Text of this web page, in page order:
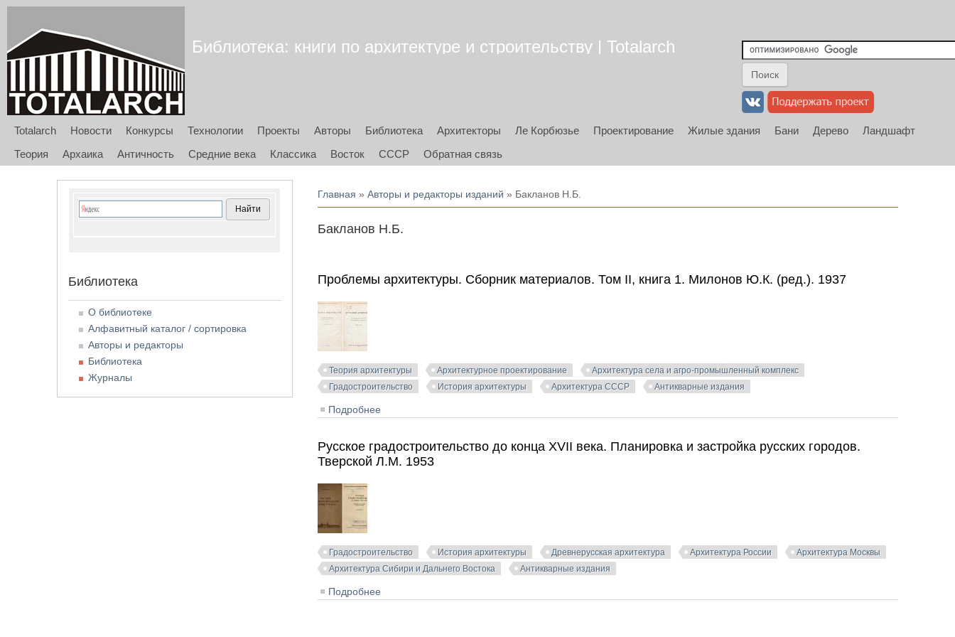
Библиотека: книги по архитектуре и строительству | Totalarch
Totalarch Новости Конкурсы Технологии Проекты Авторы Библиотека Архитекторы Ле Корбюзье Проектирование Жилые здания Бани Дерево
Ландшафт
Теория
Архаика Античность Средние века Классика Восток СССР Обратная связь
Вы здесь
Главная »Авторы и редакторы изданий » Бакланов Н.Б.
Бакланов Н.Б.
Проблемы архитектуры. Сборник материалов. Том II, книга 1. Милонов Ю.К. (ред.). 1937
Теория архитектуры Архитектурное проектирование
Архитектура села и агро-промышленный комплекс
Градостроительство
История архитектуры Архитектура СССР Антикварные издания
Подробнее
Русское градостроительство до конца XVII века. Планировка и застройка русских городов.
Тверской Л.М. 1953
Градостроительство История архитектуры Древнерусская архитектура Архитектура России
Архитектура Москвы
Архитектура Сибири и Дальнего Востока
Антикварные издания
Подробнее
Библиотека
О библиотеке
Алфавитный каталог / сортировка
Авторы и редакторы
Библиотека
Журналы